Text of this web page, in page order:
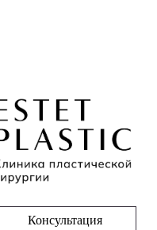
Консультация